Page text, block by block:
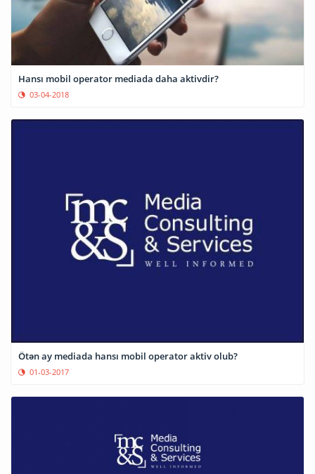
Hansı mobil operator mediada daha aktivdir?
03-04-2018
Ötən ay mediada hansı mobil operator aktiv olub?
01-03-2017